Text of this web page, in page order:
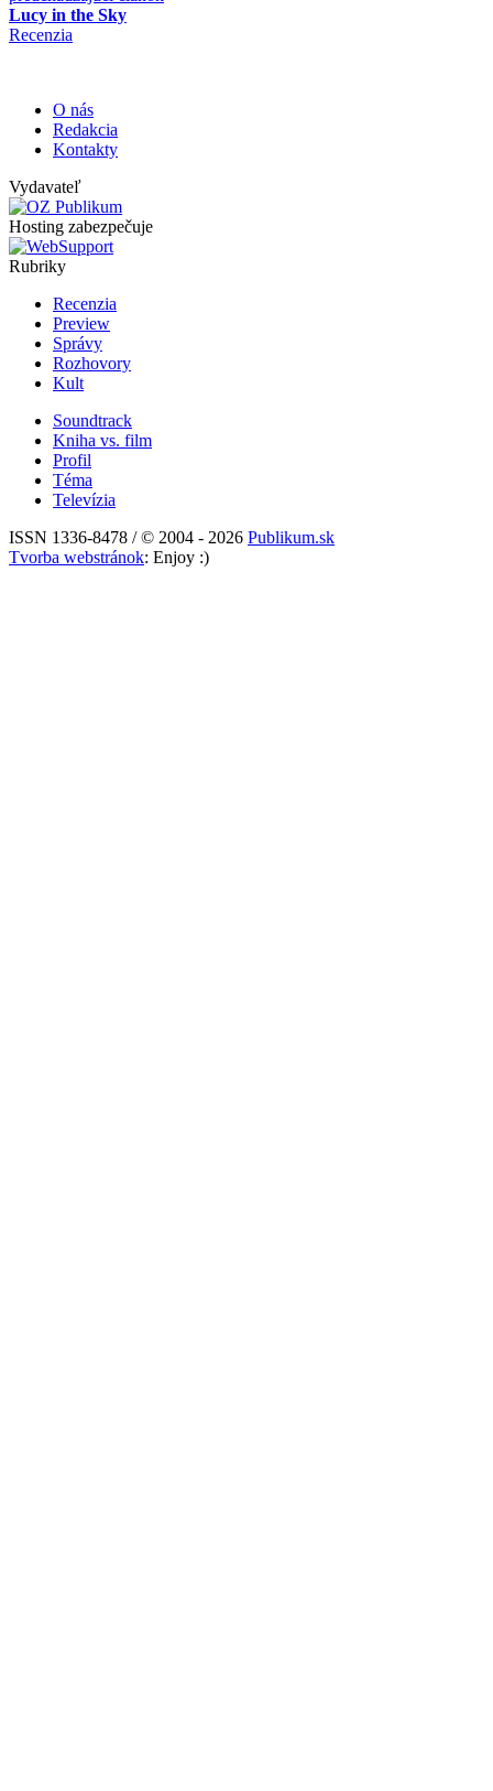
Lucy in the Sky
Recenzia
O nás
Redakcia
Kontakty
Vydavateľ
Hosting zabezpečuje
Rubriky
Recenzia
Preview
Správy
Rozhovory
Kult
Soundtrack
Kniha vs. film
Profil
Téma
Televízia
ISSN 1336-8478 / © 2004 - 2026 Publikum.sk
Tvorba webstránok: Enjoy :)